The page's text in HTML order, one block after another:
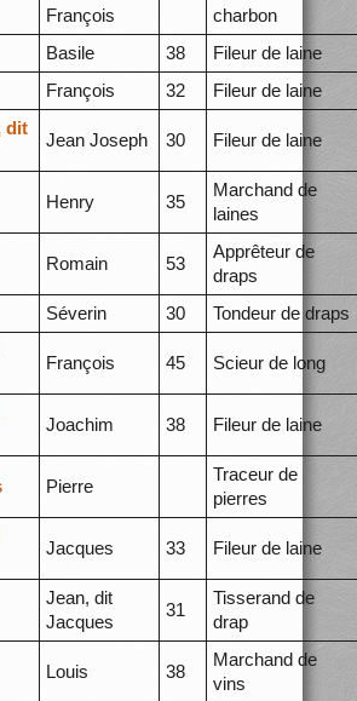
François
charbon
Basile 38
Fileur de laine
François 32
Fileur de laine
dit
Jean Joseph 30 Fileur de laine
Henry 35
Marchand de
laines
Romain 53
Apprêteur de
draps
Séverin 30
Tondeur de draps
François 45 Scieur de long
Joachim 38 Fileur de laine
Pierre
Traceur de
pierres
Jacques 33 Fileur de laine
Jean, dit
Jacques
31
Tisserand de
drap
Louis 38
Marchand de
vins